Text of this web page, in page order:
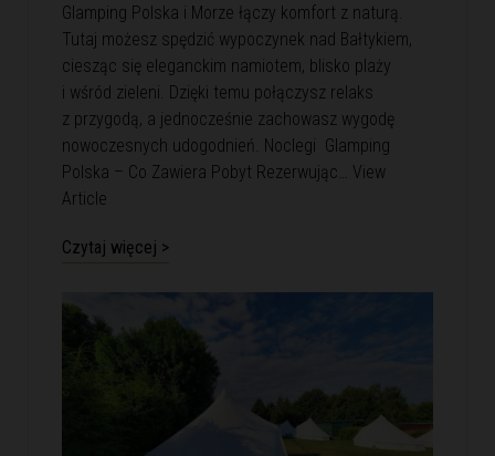
Glamping Polska i Morze łączy komfort z naturą.
Tutaj możesz spędzić wypoczynek nad Bałtykiem,
ciesząc się eleganckim namiotem, blisko plaży
i wśród zieleni. Dzięki temu połączysz relaks
z przygodą, a jednocześnie zachowasz wygodę
nowoczesnych udogodnień. Noclegi Glamping
Polska – Co Zawiera Pobyt Rezerwując… View
Article
Czytaj więcej >